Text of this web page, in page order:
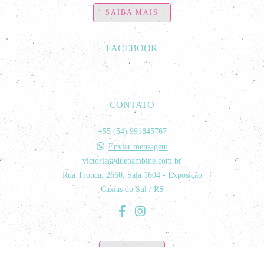
SAIBA MAIS
FACEBOOK
CONTATO
+55 (54) 991845767
Enviar mensagem
victoria@duebambine.com.br
Rua Tronca, 2660, Sala 1604 - Exposição
Caxias do Sul / RS